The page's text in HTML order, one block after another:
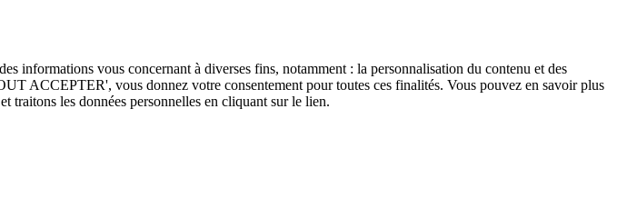
informations vous concernant à diverses fins, notamment : la personnalisation du contenu et des
ACCEPTER', vous donnez votre consentement pour toutes ces finalités. Vous pouvez en savoir plus
traitons les données personnelles en cliquant sur le lien.